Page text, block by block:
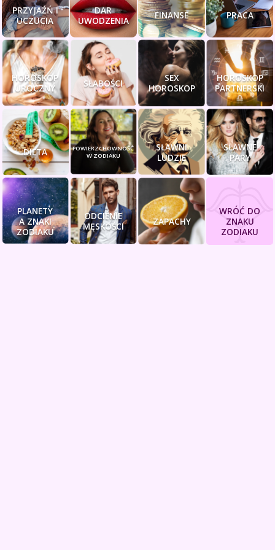
PRZYJAŹŃ I
UCZUCIA
DAR
UWODZENIA
FINANSE PRACA
HOROSKOP
UROCZNY
SŁABOŚCI
SEX
HOROSKOP
HOROSKOP
PARTNERSKI
DIETA
POWIERZCHOWNOŚĆ
W ZODIAKU
SŁAWNI
LUDZIE
SŁAWNE
PARY
PLANETY
A ZNAKI
ZODIAKU
ODCIENIE
MĘSKOŚCI
ZAPACHY
WRÓĆ DO
ZNAKU
ZODIAKU